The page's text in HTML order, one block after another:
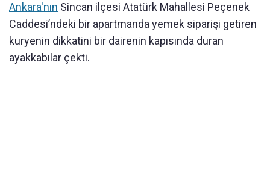
Ankara'nın Sincan ilçesi Atatürk Mahallesi Peçenek
Caddesi’ndeki bir apartmanda yemek siparişi getiren
kuryenin dikkatini bir dairenin kapısında duran
ayakkabılar çekti.